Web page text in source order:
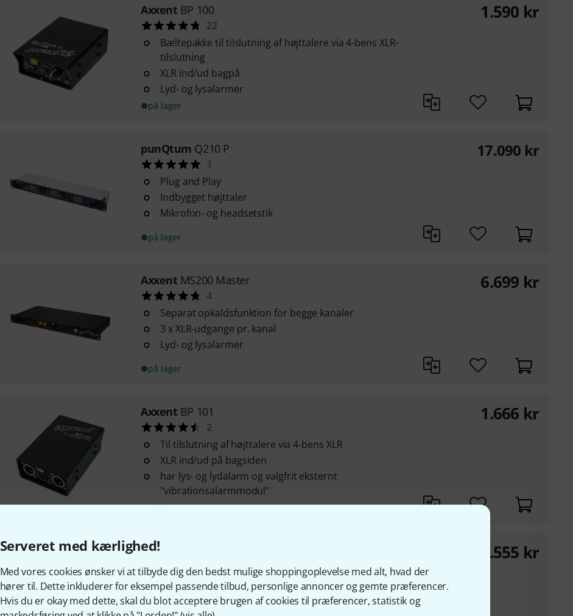
Serveret med kærlighed!
Med vores cookies ønsker vi at tilbyde dig den bedst mulige shoppingoplevelse med alt, hvad der
hører til. Dette inkluderer for eksempel passende tilbud, personlige annoncer og gemte præferencer.
Hvis du er okay med dette, skal du blot acceptere brugen af cookies til præferencer, statistik og
Axxent BP 100
22
Bæltepakke til tilslutning af højttalere via 4-bens XLR-
tilslutning
XLR ind/ud bagpå
Lyd- og lysalarmer
på lager
1.590 kr
punQtum Q210 P
1
Plug and Play
Indbygget højttaler
Mikrofon- og headsetstik
på lager
17.090 kr
Axxent MS200 Master
4
Separat opkaldsfunktion for begge kanaler
3 x XLR-udgange pr. kanal
Lyd- og lysalarmer
på lager
6.699 kr
Axxent BP 101
2
Til tilslutning af højttalere via 4-bens XLR
XLR ind/ud på bagsiden
har lys- og lydalarm og valgfrit eksternt
"vibrationsalarmmodul"
på lager
1.666 kr
WHD
3
Taleforståelighed trods hygiejniske barrierer
Smart løsning til lægepraksisser, butikker,
1.555 kr